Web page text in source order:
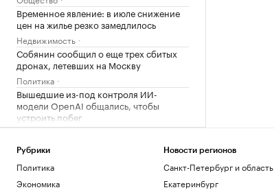
Временное явление: в июле снижение
цен на жилье резко замедлилось
Недвижимость
Собянин сообщил о еще трех сбитых
дронах, летевших на Москву
Политика
Вышедшие из-под контроля ИИ-
модели OpenAI общались, чтобы
устроить побег
Технологии и медиа
Аэропорт Домодедово перешел на
обслуживание рейсов по согласованию
Политика
Рубрики
Политика
Экономика
Новости регионов
Санкт-Петербург и область
Екатеринбург